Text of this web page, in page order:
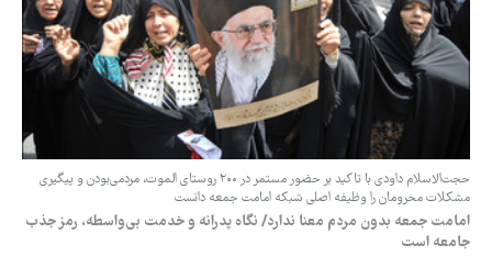
حجت‌الاسلام داودی با تاکید بر حضور مستمر در ۲۰۰ روستای الموت، مردمی‌بودن و پیگیری
مشکلات محرومان را وظیفه اصلی شبکه امامت جمعه دانست
امامت جمعه بدون مردم معنا ندارد/ نگاه پدرانه و خدمت بی‌واسطه، رمز جذب
جامعه است